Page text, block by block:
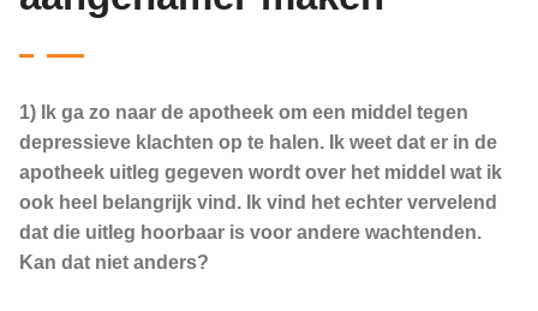
1) Ik ga zo naar de apotheek om een middel tegen
depressieve klachten op te halen. Ik weet dat er in de
apotheek uitleg gegeven wordt over het middel wat ik
ook heel belangrijk vind. Ik vind het echter vervelend
dat die uitleg hoorbaar is voor andere wachtenden.
Kan dat niet anders?